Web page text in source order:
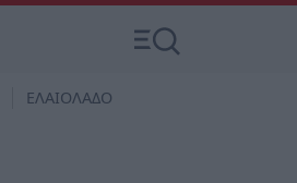
ΕΛΑΙΟΛΑΔΟ